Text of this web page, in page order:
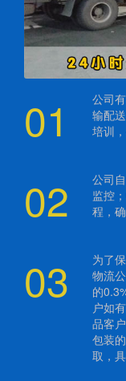
01
公司
输配
培训
02
公司
监控
程，
03
为了
物流
的
户如
品客
包装
取，